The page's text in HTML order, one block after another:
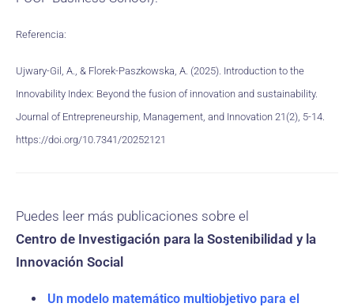
Referencia:
Ujwary-Gil, A., & Florek-Paszkowska, A. (2025). Introduction to the
Innovability Index: Beyond the fusion of innovation and sustainability.
Journal of Entrepreneurship, Management, and Innovation 21(2), 5-14.
https://doi.org/10.7341/20252121
Puedes leer más publicaciones sobre el
Centro de Investigación para la Sostenibilidad y la
Innovación Social
Un modelo matemático multiobjetivo para el